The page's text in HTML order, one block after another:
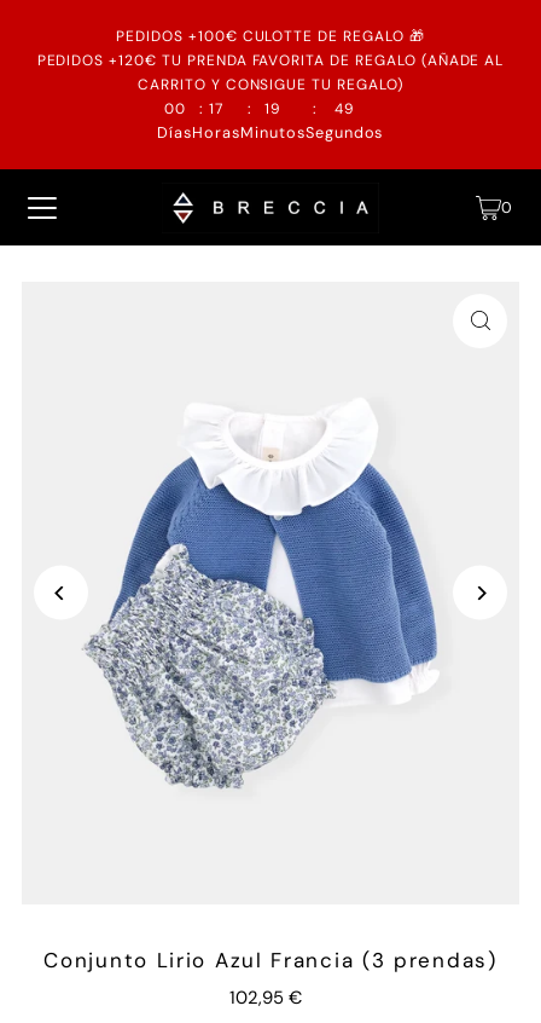
PEDIDOS +100€ CULOTTE DE REGALO 🎁
PEDIDOS +120€ TU PRENDA FAVORITA DE REGALO (AÑADE AL
CARRITO Y CONSIGUE TU REGALO)
00
Días
: 17
Horas
: 19
Minutos
: 48
Segundos
0
Conjunto Lirio Azul Francia (3 prendas)
102,95 €